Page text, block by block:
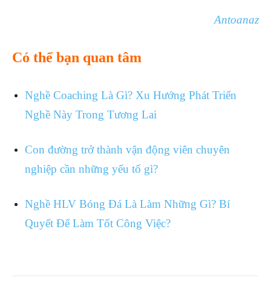
Antoanaz
Có thể bạn quan tâm
Nghề Coaching Là Gì? Xu Hướng Phát Triển
Nghề Này Trong Tương Lai
Con đường trở thành vận động viên chuyên
nghiệp cần những yếu tố gì?
Nghề HLV Bóng Đá Là Làm Những Gì? Bí
Quyết Để Làm Tốt Công Việc?